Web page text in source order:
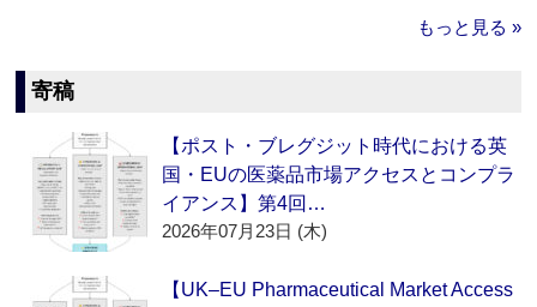
もっと見る »
寄稿
【ポスト・ブレグジット時代における英
国・EUの医薬品市場アクセスとコンプラ
イアンス】第4回…
2026年07月23日 (木)
【UK–EU Pharmaceutical Market Access